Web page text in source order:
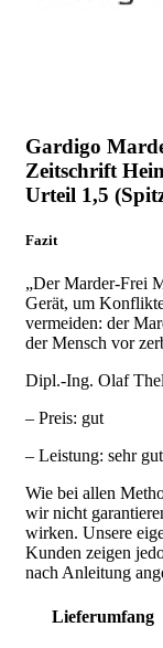
Gardigo
Zeitschrift
Urteil 1,5
Fazit
„Der Marder-Frei
Gerät, um
vermeiden: der
der Mensch vor
Dipl.-Ing. Olaf
– Preis: gut
– Leistung: sehr gut
Wie bei allen
wir nicht
wirken. Unsere
Kunden zeigen
nach Anleitung
Lieferumfang